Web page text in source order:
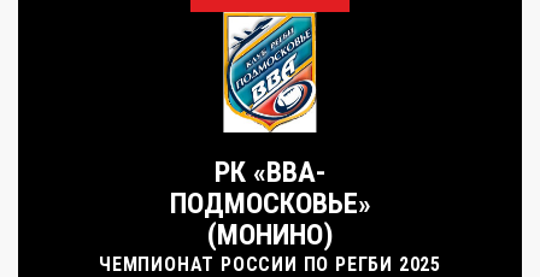
РК «ВВА-
ПОДМОСКОВЬЕ»
(МОНИНО)
ЧЕМПИОНАТ РОССИИ ПО РЕГБИ 2025